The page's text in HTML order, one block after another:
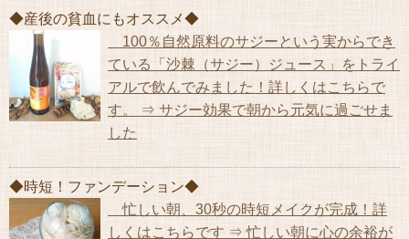
◆産後の貧血にもオススメ◆
100％自然原料のサジーという実からでき
ている「沙棘（サジー）ジュース」をトライ
アルで飲んでみました！詳しくはこちらで
す。 ⇒ サジー効果で朝から元気に過ごせま
した
◆時短！ファンデーション◆
忙しい朝、30秒の時短メイクが完成！詳
しくはこちらです ⇒ 忙しい朝に心の余裕が